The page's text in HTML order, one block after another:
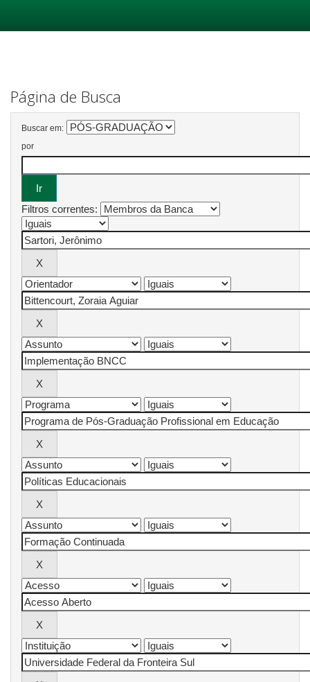
Página de Busca
Buscar em:
por
Filtros correntes: